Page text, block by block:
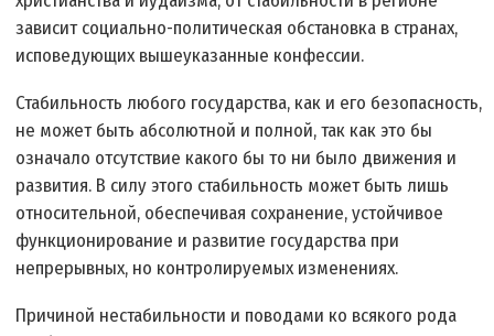
зависит социально-политическая обстановка в странах,
исповедующих вышеуказанные конфессии.
Стабильность любого государства, как и его безопасность,
не может быть абсолютной и полной, так как это бы
означало отсутствие какого бы то ни было движения и
развития. В силу этого стабильность может быть лишь
относительной, обеспечивая сохранение, устойчивое
функционирование и развитие государства при
непрерывных, но контролируемых изменениях.
Причиной нестабильности и поводами ко всякого рода